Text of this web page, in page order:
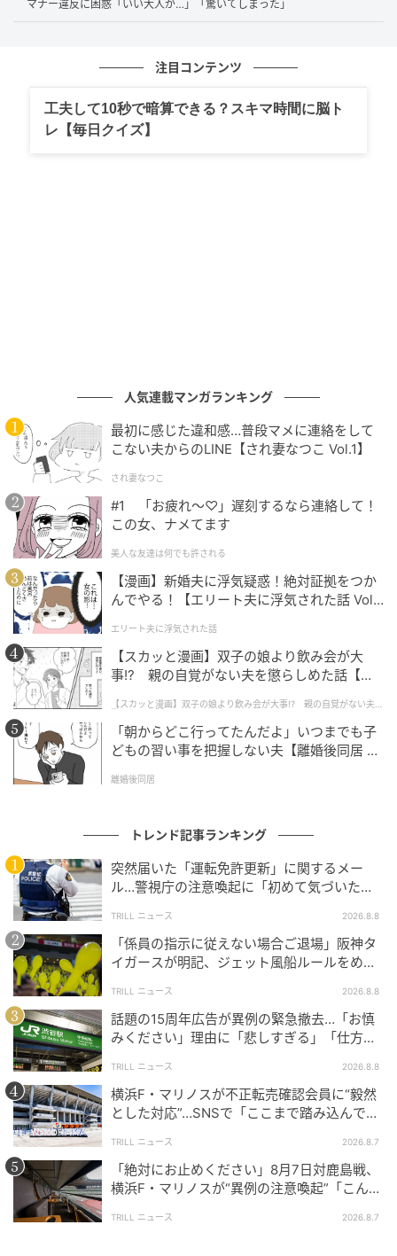
この投稿には、多くのユーザーから驚きや共感の声が
の中で起こり得る場面を振り返るコメントも見られま
した。
このほか「毎年言われていることだけど、改めて知る
と気が引き締まる」「家族や周囲にも伝えたい」とい
った、情報を共有する動きも広がっています。
春という油断しやすい時期だからこそ、改めて意識す
る必要性を感じた人が多いようです。
「少しだけ」が危険 春こそ意識したい車内の
安全対策
今回のJAFの投稿は、「まだ暑くないから大丈夫」とい
う思い込みが、思わぬ危険につながる可能性を示して
います。車内温度は外気温以上に上がりやすく、短時
間でも安全とは言い切れません。
特に子どもやペットを車内に残す行為は、たとえ数分
であってもリスクを伴います。春から初夏にかけて
は、気温の変化が穏やかである一方、日差しは強くな
り始める時期でもあります。
これから迎える行楽シーズンに向けて、車内環境への
意識を一度見直してみることが大切です。「ほんの少
しだから」と油断せず、小さな行動の積み重ねで事故
を防ぐことが求められています。
参考：
春の車内温度（JAFユーザーテスト）
次の記事
#1 お義姉さんたちくるって、私話したよ
ね？ ねぇ、それでも…
マナー違反に困惑「いい大人が…」「驚いてしまった」
注目コンテンツ
工夫して10秒で暗算できる？スキマ時間に脳ト
レ【毎日クイズ】
人気連載マンガランキング
最初に感じた違和感…普段マメに連絡をして
こない夫からのLINE【され妻なつこ Vol.1】
され妻なつこ
#1 「お疲れ〜♡」遅刻するなら連絡して！
この女、ナメてます
美人な友達は何でも許される
【漫画】新婚夫に浮気疑惑！絶対証拠をつか
んでやる！【エリート夫に浮気された話 Vol.
エリート夫に浮気された話
【スカッと漫画】双子の娘より飲み会が大
事!? 親の自覚がない夫を懲らしめた話【第1
【スカッと漫画】双子の娘より飲み会が大事!? 親の自覚がない夫を
懲らしめた話
「朝からどこ行ってたんだよ」いつまでも子
どもの習い事を把握しない夫【離婚後同居 Vo
離婚後同居
トレンド記事ランキング
突然届いた「運転免許更新」に関するメー
ル…警視庁の注意喚起に「初めて気づいた」
TRILL ニュース 2026.8.8
「係員の指示に従えない場合ご退場」阪神タ
イガースが明記、ジェット風船ルールをめぐ
TRILL ニュース 2026.8.8
話題の15周年広告が異例の緊急撤去…「お慎
みください」理由に「悲しすぎる」「仕方な
TRILL ニュース 2026.8.8
横浜F・マリノスが不正転売確認会員に“毅然
とした対応”…SNSで「ここまで踏み込んで無
TRILL ニュース 2026.8.7
「絶対にお止めください」8月7日対鹿島戦、
横浜F・マリノスが“異例の注意喚起”「こんな
TRILL ニュース 2026.8.7